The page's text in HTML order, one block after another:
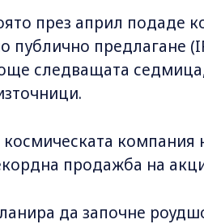
през април подаде
публично предлагане
следващата
космическата
продажба на
да започне